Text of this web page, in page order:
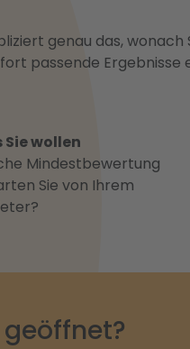
genau das, wonach
passende Ergebnisse
Sie wollen
Mindestbewertung
Sie von Ihrem